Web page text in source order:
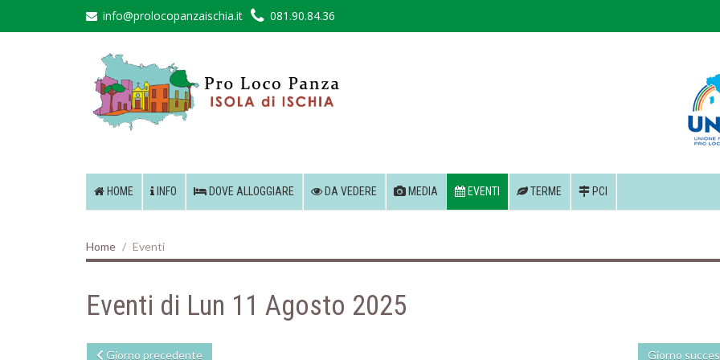
info@prolocopanzaischia.it 081.90.84.36
HOME INFO DOVE ALLOGGIARE DA VEDERE MEDIA EVENTI TERME PCI
Home Eventi
Eventi di Lun 11 Agosto 2025
Giorno precedente Giorno